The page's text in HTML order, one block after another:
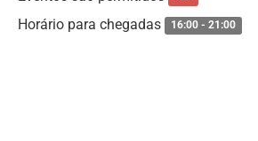
Horário para chegadas 16:00 - 21:00